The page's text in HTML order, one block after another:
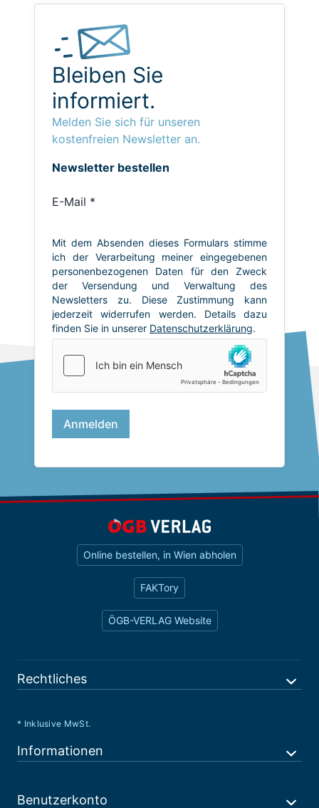
Bleiben Sie
informiert.
Melden Sie sich für unseren
kostenfreien Newsletter an.
Online bestellen, in Wien abholen
FAKTory
ÖGB-VERLAG Website
Rechtliches
* Inklusive MwSt.
Informationen
Benutzerkonto